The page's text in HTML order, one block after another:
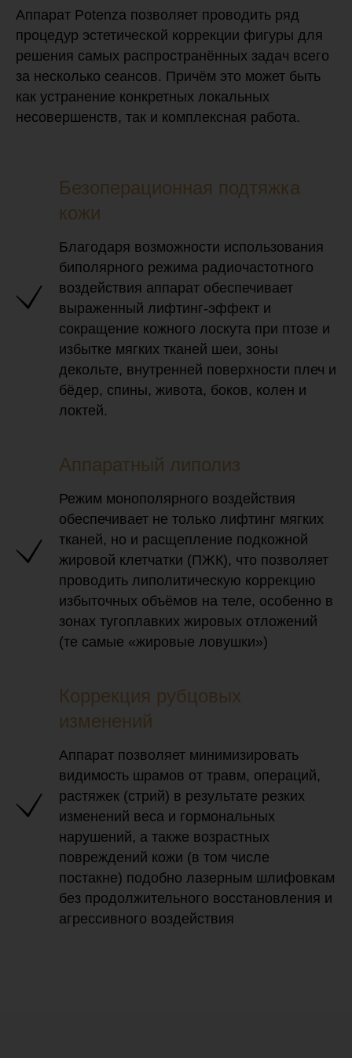
Аппарат Potenza позволяет проводить ряд
процедур эстетической коррекции фигуры для
решения самых распространённых задач всего
за несколько сеансов. Причём это может быть
как устранение конкретных локальных
несовершенств, так и комплексная работа.
Безоперационная подтяжка
кожи
Благодаря возможности использования
биполярного режима радиочастотного
воздействия аппарат обеспечивает
выраженный лифтинг-эффект и
сокращение кожного лоскута при птозе и
избытке мягких тканей шеи, зоны
декольте, внутренней поверхности плеч и
бёдер, спины, живота, боков, колен и
локтей.
Аппаратный липолиз
Режим монополярного воздействия
обеспечивает не только лифтинг мягких
тканей, но и расщепление подкожной
жировой клетчатки (ПЖК), что позволяет
проводить липолитическую коррекцию
избыточных объёмов на теле, особенно в
зонах тугоплавких жировых отложений
(те самые «жировые ловушки»)
Коррекция рубцовых
изменений
Аппарат позволяет минимизировать
видимость шрамов от травм, операций,
растяжек (стрий) в результате резких
изменений веса и гормональных
нарушений, а также возрастных
повреждений кожи (в том числе
постакне) подобно лазерным шлифовкам
без продолжительного восстановления и
агрессивного воздействия